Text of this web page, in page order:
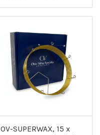
OV-SUPERWAX, 15 x